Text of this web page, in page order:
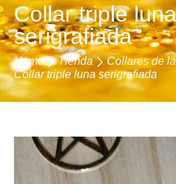
Collar triple luna
serigrafiada
Home Tienda
Collares de
Collar triple luna serigrafiada